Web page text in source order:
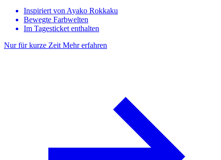
Inspiriert von Ayako Rokkaku
Bewegte Farbwelten
Im Tagesticket enthalten
Nur für kurze Zeit Mehr erfahren